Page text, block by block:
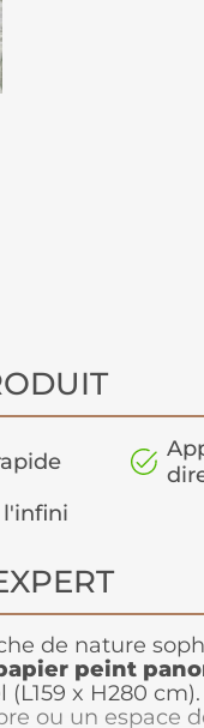
l'infini
de nature
peint
x H280
ou un espace